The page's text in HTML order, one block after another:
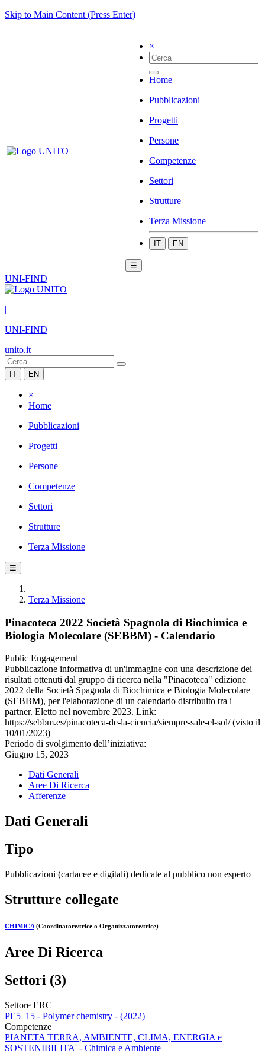
Skip to Main Content (Press Enter)
×
Home
Pubblicazioni
Progetti
Persone
Competenze
Settori
Strutture
Terza Missione
IT EN
☰
UNI-FIND
|
UNI-FIND
unito.it
IT EN
×
Home
Pubblicazioni
Progetti
Persone
Competenze
Settori
Strutture
Terza Missione
☰
Terza Missione
Pinacoteca 2022 Società Spagnola di Biochimica e
Biologia Molecolare (SEBBM) - Calendario
Public Engagement
Pubblicazione informativa di un'immagine con una descrizione dei
risultati ottenuti dal gruppo di ricerca nella "Pinacoteca" edizione
2022 della Società Spagnola di Biochimica e Biologia Molecolare
(SEBBM), per l'elaborazione di un calendario distribuito tra i
partner. Eletto nel novembre 2023. Link:
https://sebbm.es/pinacoteca-de-la-ciencia/siempre-sale-el-sol/ (visto il
10/01/2023)
Periodo di svolgimento dell’iniziativa:
Giugno 15, 2023
Dati Generali
Aree Di Ricerca
Afferenze
Dati Generali
Tipo
Pubblicazioni (cartacee e digitali) dedicate al pubblico non esperto
Strutture collegate
CHIMICA (Coordinatore/trice o Organizzatore/trice)
Aree Di Ricerca
Settori (3)
Settore ERC
PE5_15 - Polymer chemistry - (2022)
Competenze
PIANETA TERRA, AMBIENTE, CLIMA, ENERGIA e
SOSTENIBILITA' - Chimica e Ambiente